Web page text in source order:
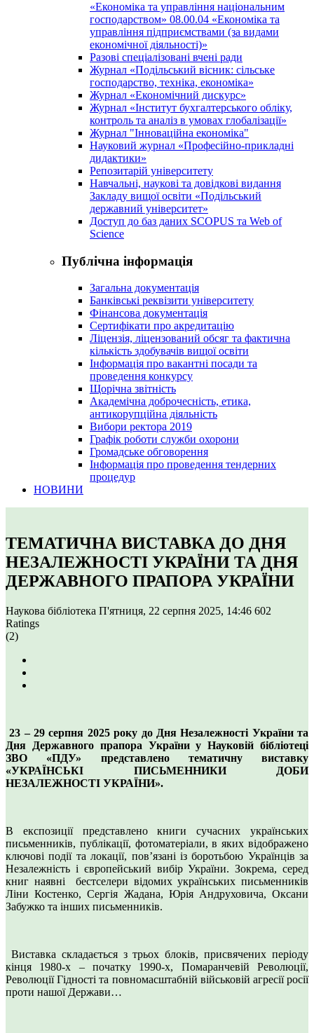
«Економіка та управління національним
господарством» 08.00.04 «Економіка та
управління підприємствами (за видами
економічної діяльності)»
Разові спеціалізовані вчені ради
Журнал «Подільський вісник: сільське
господарство, техніка, економіка»
Журнал «Економічний дискурс»
Журнал «Інститут бухгалтерського обліку,
контроль та аналіз в умовах глобалізації»
Журнал "Інноваційна економіка"
Науковий журнал «Професійно-прикладні
дидактики»
Репозитарій університету
Навчальні, наукові та довідкові видання
Закладу вищої освіти «Подільський
державний університет»
Доступ до баз даних SCOPUS та Web of
Science
Публічна інформація
Загальна документація
Банківські реквізити університету
Фінансова документація
Сертифікати про акредитацію
Ліцензія, ліцензований обсяг та фактична
кількість здобувачів вищої освіти
Інформація про вакантні посади та
проведення конкурсу
Щорічна звітність
Академічна доброчесність, етика,
антикорупційна діяльність
Вибори ректора 2019
Графік роботи служби охорони
Громадське обговорення
Інформація про проведення тендерних
процедур
НОВИНИ
ТЕМАТИЧНА ВИСТАВКА ДО ДНЯ
НЕЗАЛЕЖНОСТІ УКРАЇНИ ТА ДНЯ
ДЕРЖАВНОГО ПРАПОРА УКРАЇНИ
Наукова бібліотека П'ятниця, 22 серпня 2025, 14:46 602
Ratings
(2)
23 – 29 серпня 2025 року до Дня Незалежності України та
Дня Державного прапора України у Науковій бібліотеці
ЗВО «ПДУ» представлено тематичну виставку
«УКРАЇНСЬКІ ПИСЬМЕННИКИ ДОБИ
НЕЗАЛЕЖНОСТІ УКРАЇНИ».
В експозиції представлено книги сучасних українських
письменників, публікації, фотоматеріали, в яких відображено
ключові події та локації, пов’язані із боротьбою Українців за
Незалежність і європейський вибір України. Зокрема, серед
книг наявні бестселери відомих українських письменників
Ліни Костенко, Сергія Жадана, Юрія Андруховича, Оксани
Забужко та інших письменників.
Виставка складається з трьох блоків, присвячених періоду
кінця 1980-х – початку 1990-х, Помаранчевій Революції,
Революції Гідності та повномасштабній військовій агресії росії
проти нашої Держави…